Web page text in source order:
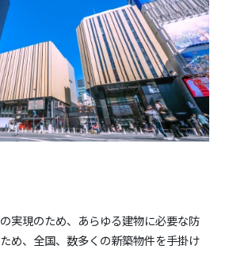
実現のため、あらゆる建物に必要な防
め、全国、数多くの新築物件を手掛け